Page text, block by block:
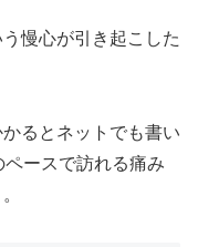
う慢心が引き起こした
るとネットでも書い
ースで訪れる痛み